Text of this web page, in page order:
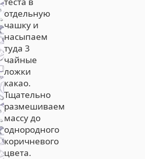
отдельную
чашку и
насыпаем
туда 3
чайные
ложки
какао.
Тщательно
размешиваем
массу до
однородного
коричневого
цвета.